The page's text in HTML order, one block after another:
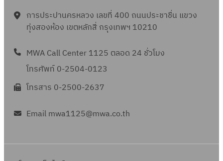
การประปานครหลวง เลขที่ 400 ถนนประชาชื่น แขวง
ทุ่งสองห้อง เขตหลักสี่ กรุงเทพฯ 10210
MWA Call Center 1125 ตลอด 24 ชั่วโมง
โทรศัพท์ 0-2504-0123
โทรสาร 0-2500-2637
Email mwa1125@mwa.co.th